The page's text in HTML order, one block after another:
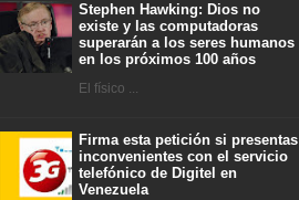
Stephen Hawking: Dios no
existe y las computadoras
superarán a los seres humanos
en los próximos 100 años
El físico ...
Firma esta petición si presentas
inconvenientes con el servicio
telefónico de Digitel en
Venezuela